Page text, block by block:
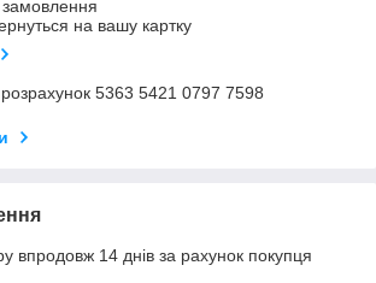
на вашу картку
розрахунок 5363 5421 0797 7598
впродовж 14 днів за рахунок покупця